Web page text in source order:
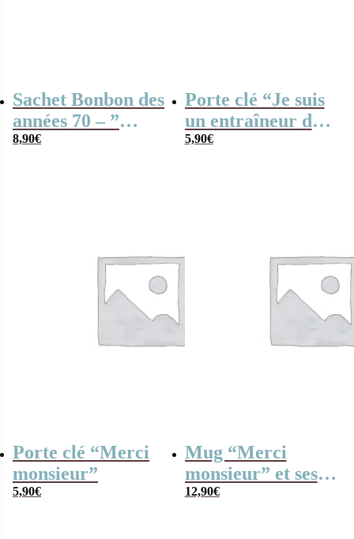
Sachet Bonbon des
années 70 – ”
Merci” –
8,90€
Porte clé “Je suis
un entraîneur de
foot qui déchire”
5,90€
Porte clé “Merci
monsieur”
5,90€
Mug “Merci
monsieur” et ses
guimauves coeurs
12,90€